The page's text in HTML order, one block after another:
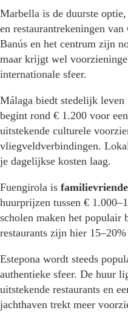
Marbella is de duurste
en restaurantrekeningen
Banús en het centrum zijn
maar krijgt wel
internationale sfeer.
Málaga biedt stedelijk leven
begint rond € 1.200 voor
uitstekende culturele
vliegveldverbindingen.
je dagelijkse kosten laag.
Fuengirola is
huurprijzen tussen €
scholen maken het populair
restaurants zijn hier
Estepona wordt steeds
authentieke sfeer. De huur
uitstekende restaurants en
jachthaven trekt meer